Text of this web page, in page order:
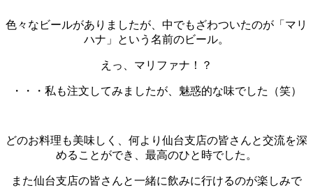
色々なビールがありましたが、中でもざわついたのが「マリ
ハナ」という名前のビール。
えっ、マリファナ！？
・・・私も注文してみましたが、魅惑的な味でした（笑）
どのお料理も美味しく、何より仙台支店の皆さんと交流を深
めることができ、最高のひと時でした。
また仙台支店の皆さんと一緒に飲みに行けるのが楽しみで